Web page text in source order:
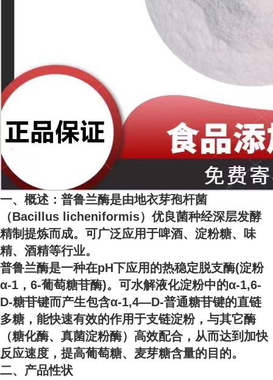
一、概述：普鲁兰酶是由地衣芽孢杆菌
（Bacillus licheniformis）优良菌种经深层发酵
精制提炼而成。可广泛应用于啤酒、淀粉糖、味
精、酒精等行业。
普鲁兰酶是一种在pH下应用的热稳定脱支酶(淀粉
α-1，6-葡萄糖苷酶)。可水解液化淀粉中的α-1,6-
D-糖苷键而产生包含α-1,4—D-普通糖苷键的直链
多糖，能快速有效的作用于支链淀粉，与其它酶
（糖化酶、真菌淀粉酶）高效配合，从而达到加快
反应速度，提高葡萄糖、麦芽糖含量的目的。
二、产品性状